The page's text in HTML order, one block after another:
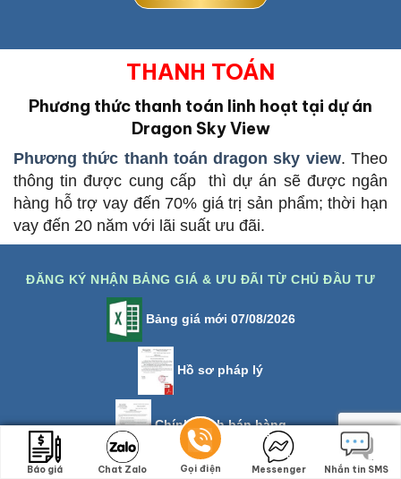
THANH TOÁN
Phương thức thanh toán linh hoạt tại dự án
Dragon Sky View
Phương thức thanh toán dragon sky view. Theo
thông tin được cung cấp thì dự án sẽ được ngân
hàng hỗ trợ vay đến 70% giá trị sản phẩm; thời hạn
vay đến 20 năm với lãi suất ưu đãi.
ĐĂNG KÝ NHẬN BẢNG GIÁ & ƯU ĐÃI TỪ CHỦ ĐẦU TƯ
Bảng giá mới 07/08/2026
Hồ sơ pháp lý
Chính sách bán hàng
Báo giá Chat Zalo Gọi điện Messenger Nhắn tin SMS
Báo giá Chat Zalo Gọi điện Messenger Nhắn tin SMS